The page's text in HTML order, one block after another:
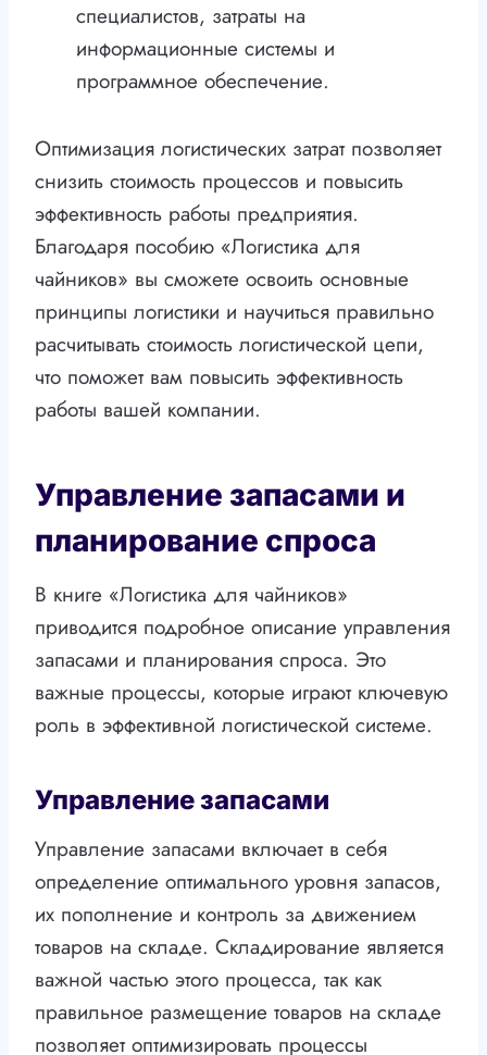
специалистов, затраты на
информационные системы и
программное обеспечение.
Оптимизация логистических затрат позволяет
снизить стоимость процессов и повысить
эффективность работы предприятия.
Благодаря пособию «Логистика для
чайников» вы сможете освоить основные
принципы логистики и научиться правильно
расчитывать стоимость логистической цепи,
что поможет вам повысить эффективность
работы вашей компании.
Управление запасами и
планирование спроса
В книге «Логистика для чайников»
приводится подробное описание управления
запасами и планирования спроса. Это
важные процессы, которые играют ключевую
роль в эффективной логистической системе.
Управление запасами
Управление запасами включает в себя
определение оптимального уровня запасов,
их пополнение и контроль за движением
товаров на складе. Складирование является
важной частью этого процесса, так как
правильное размещение товаров на складе
позволяет оптимизировать процессы